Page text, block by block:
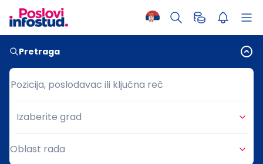
Pretraga
Pozicija, poslodavac ili ključna reč
Pozicija, poslodavac ili ključna reč
Grad
Izaberite grad
Oblast rada